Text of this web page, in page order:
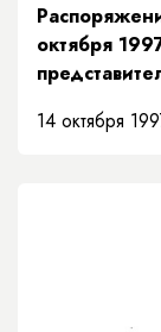
октября
14 октября